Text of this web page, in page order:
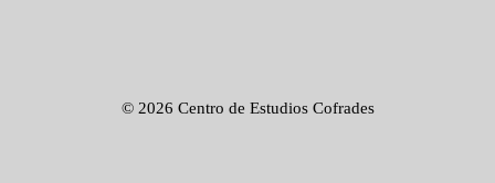
© 2026 Centro de Estudios Cofrades